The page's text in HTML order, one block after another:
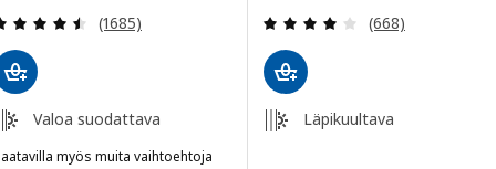
Arvio: 4.5 / 5 tähteä. Arvostelut yhteensä:
(1685)
Valoa suodattava
myös muita vaihtoehtoja
Arvio: 4.1 / 5
(668)
Läpikuultava